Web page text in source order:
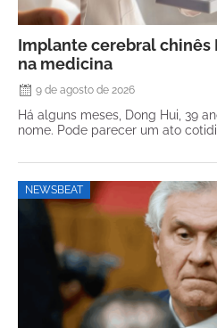
Implante cerebral chinês
na medicina
9 de agosto de 2026
Há alguns meses, Dong Hui, 39
nome. Pode parecer um ato
NEWSBEAT